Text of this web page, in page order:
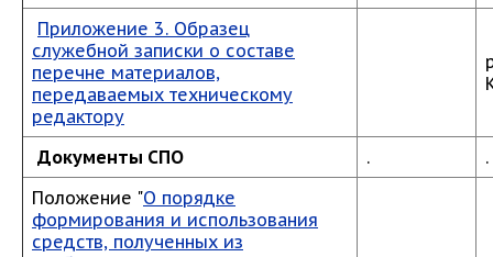
Приложение 3. Образец
служебной записки о составе
перечне материалов,
передаваемых техническому
редактору
Документы СПО .
.
Положение "О порядке
формирования и использования
средств, полученных из